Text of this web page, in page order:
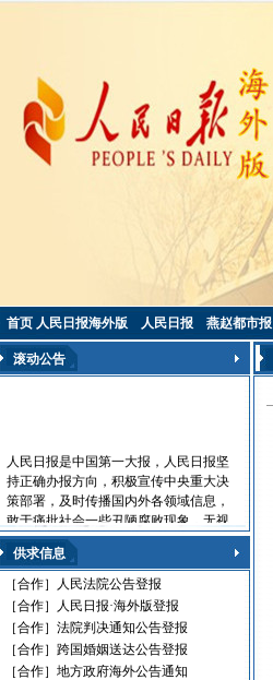
首页 人民日报海外版 人民日报 燕赵都市报
滚动公告
人民日报是中国第一大报，人民日报坚
持正确办报方向，积极宣传中央重大决
策部署，及时传播国内外各领域信息，
敢于痛批社会一些丑陋腐败现象，无视
法律的黑社会流氓，利用职权玩忽职守
的高级官员，受到读报人欢迎。人民日
报海外版，这是中国对外发行的最具权
威性的综合性中文日报，主要面向海外
华人、华侨、港澳台同胞和在各国，发
行80多个国家和地区。
人民日报刊登010-61429368
供求信息
［合作］
人民法院公告登报
［合作］
人民日报·海外版登报
［合作］ 法院判决通知公告登报
［合作］ 跨国婚姻送达公告登报
［合作］ 地方政府海外公告通知